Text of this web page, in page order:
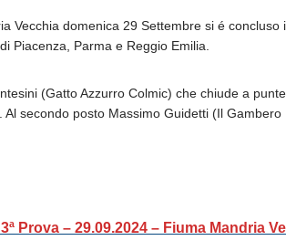
Vecchia domenica 29 Settembre si é
Piacenza, Parma e Reggio Emilia.
(Gatto Azzurro Colmic) che chiude a
secondo posto Massimo Guidetti (Il
Prova – 29.09.2024 – Fiuma Mandria